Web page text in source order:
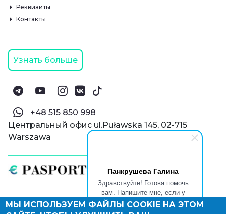
Панкрушева Галина
Здравствуйте! Готова помочь
вам. Напишите мне, если у
вас появятся вопросы.
© Паспорт Онлайн 2019—2026
Реквизиты
Контакты
Узнать больше
‪+48 515 850 998‬
Центральный офис ul.Puławska 145, 02-715
Warszawa
МЫ ИСПОЛЬЗУЕМ ФАЙЛЫ COOKIE НА ЭТОМ